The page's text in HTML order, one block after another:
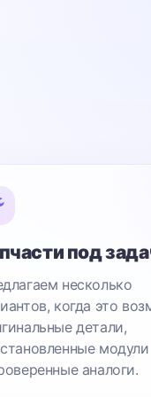
под
несколько
когда это
детали,
модули
аналоги.